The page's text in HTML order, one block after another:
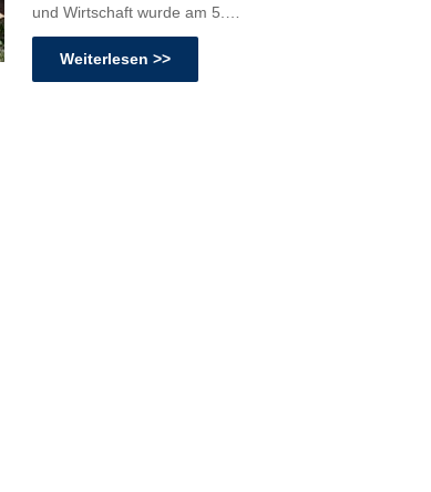
und Wirtschaft wurde am 5.…
Weiterlesen >>